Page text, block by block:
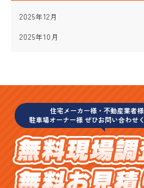
2025年12月
2025年10月
住宅メーカー様・不動産業者様
駐車場オーナー様 ぜひお問い合わせ